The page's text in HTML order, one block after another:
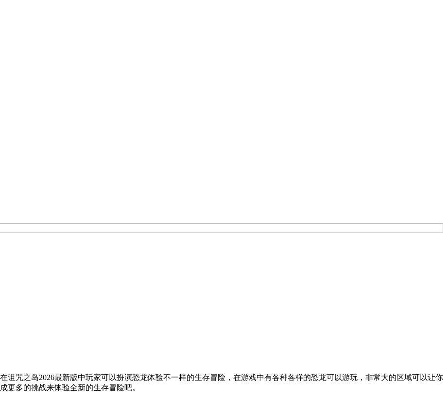
诅咒之岛2026最新版中玩家可以扮演恐龙体验不一样的生存冒险，在游戏中有各种各样的恐龙可以游玩，非常大的区域可以让你
更多的挑战来体验全新的生存冒险吧。